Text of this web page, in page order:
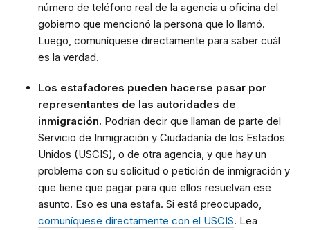
número de teléfono real de la agencia u oficina del
gobierno que mencionó la persona que lo llamó.
Luego, comuníquese directamente para saber cuál
es la verdad.
Los estafadores pueden hacerse pasar por
representantes de las autoridades de
inmigración. Podrían decir que llaman de parte del
Servicio de Inmigración y Ciudadanía de los Estados
Unidos (USCIS), o de otra agencia, y que hay un
problema con su solicitud o petición de inmigración y
que tiene que pagar para que ellos resuelvan ese
asunto. Eso es una estafa. Si está preocupado,
comuníquese directamente con el USCIS. Lea